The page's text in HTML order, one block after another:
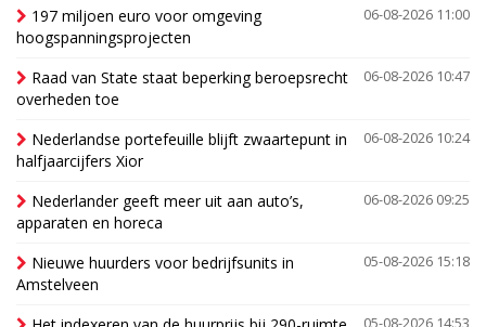
06-08-2026 11:00
197 miljoen euro voor omgeving
hoogspanningsprojecten
06-08-2026 10:47
Raad van State staat beperking beroepsrecht
overheden toe
06-08-2026 10:24
Nederlandse portefeuille blijft zwaartepunt in
halfjaarcijfers Xior
06-08-2026 09:25
Nederlander geeft meer uit aan auto’s,
apparaten en horeca
05-08-2026 15:18
Nieuwe huurders voor bedrijfsunits in
Amstelveen
05-08-2026 14:53